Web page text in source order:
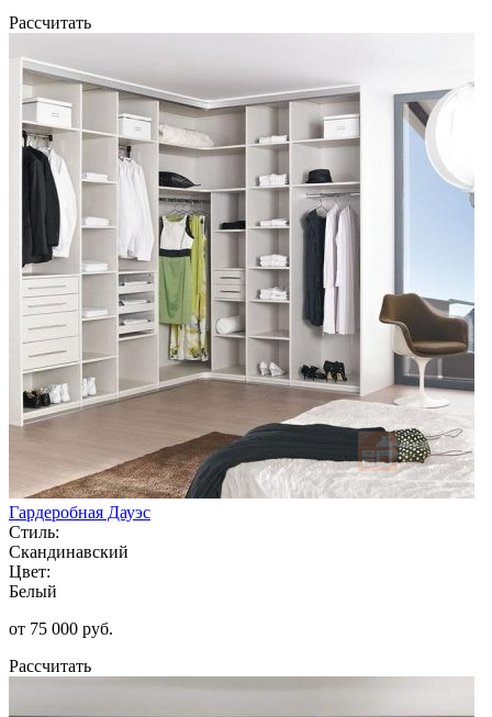
Рассчитать
Гардеробная Дауэс
Стиль:
Скандинавский
Цвет:
Белый
от 75 000 руб.
Рассчитать